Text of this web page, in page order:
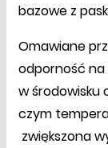
bazowe z
Omawiane
odporność na
w środowisku
czym
zwiększona